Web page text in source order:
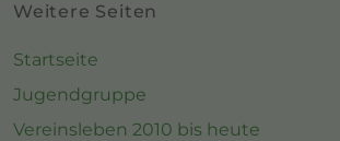
Weitere Seiten
Startseite
Jugendgruppe
Vereinsleben 2010 bis heute